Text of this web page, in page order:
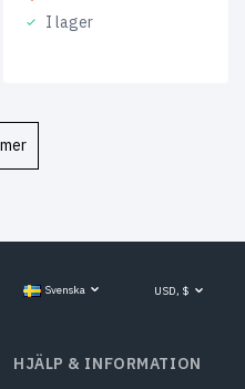
I lager
Svenska USD, $
HJÄLP & INFORMATION